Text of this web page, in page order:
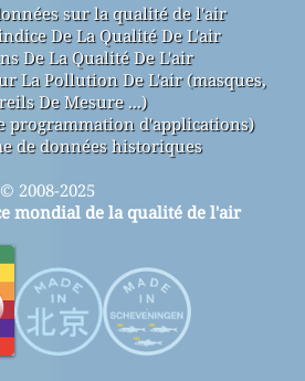
sur la qualité de l'air
De La Qualité De L'air
De La Qualité De L'air
La Pollution De L'air (masques,
De Mesure ...)
programmation d'applications)
de données historiques
© 2008-2025
mondial de la qualité de l'air